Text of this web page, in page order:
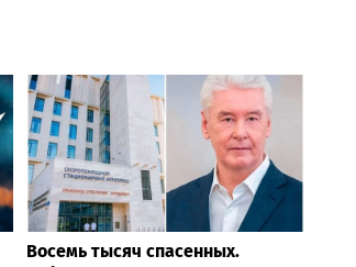
Восемь тысяч спасенных.